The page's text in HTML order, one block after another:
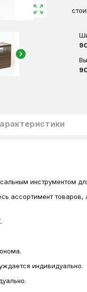
zoom_out_map
chevron_right
инструментом
ассортимент
индивидуально.